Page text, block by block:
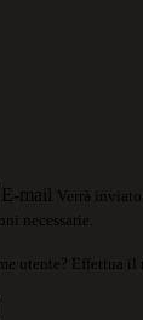
E-mail Verrà
necessarie.
utente? Effettua il